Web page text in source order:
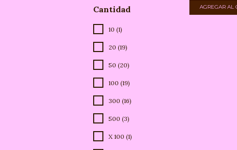
Cantidad
10 (1)
20 (19)
50 (20)
100 (19)
300 (16)
500 (3)
X 100 (1)